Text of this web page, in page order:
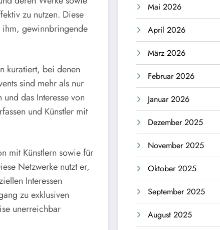
zu nutzen. Diese
ihm, gewinnbringende
kuratiert, bei denen
sind mehr als nur
das Interesse von
und Künstler mit
mit Künstlern sowie für
Netzwerke nutzt er,
Interessen
zu exklusiven
unerreichbar
Mai 2026
April 2026
März 2026
Februar 2026
Januar 2026
Dezember 2025
November 2025
Oktober 2025
September 2025
August 2025